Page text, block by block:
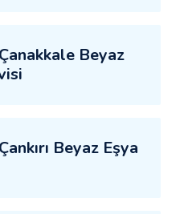
Beyaz
Beyaz Eşya